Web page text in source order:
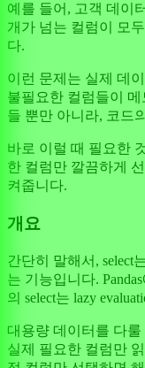
예를 들어, 고객 데이
개가 넘는 컬럼이 모
다.
이런 문제는 실제 데
불필요한 컬럼들이
들 뿐만 아니라, 코드
바로 이럴 때 필요한
한 컬럼만 깔끔하게
켜줍니다.
개요
간단히 말해서, select
는 기능입니다.
의 select는 lazy
대용량 데이터를 다
실제 필요한 컬럼만